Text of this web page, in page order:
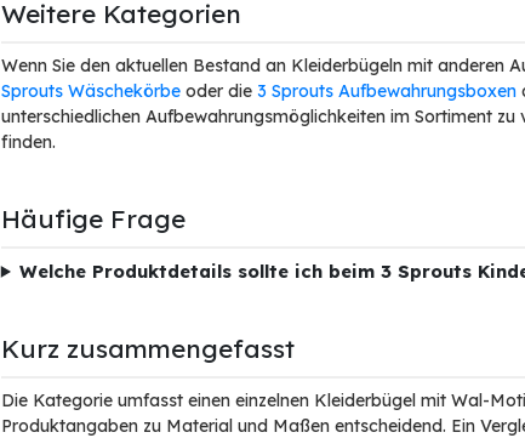
Weitere Kategorien
Wenn Sie den aktuellen Bestand an Kleiderbügeln mit anderen
Sprouts Wäschekörbeoder die 3 Sprouts Aufbewahrungsboxen
unterschiedlichen Aufbewahrungsmöglichkeiten im Sortiment
finden.
Häufige Frage
Welche Produktdetails sollte ich beim 3 Sprouts
Kurz zusammengefasst
Die Kategorie umfasst einen einzelnen Kleiderbügel mit Wal-
Produktangaben zu Material und Maßen entscheidend. Ein